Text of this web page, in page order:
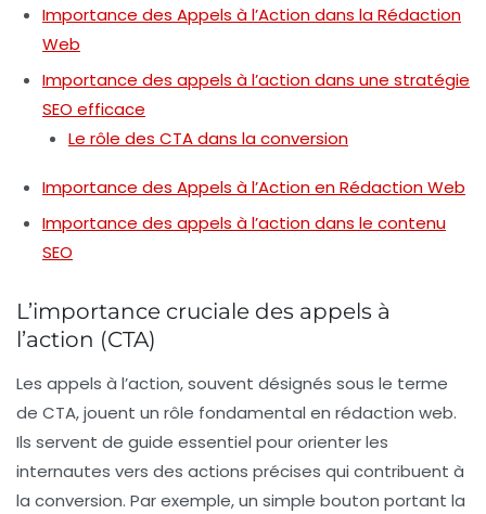
Importance des Appels à l’Action dans la Rédaction
Web
Importance des appels à l’action dans une stratégie
SEO efficace
Le rôle des CTA dans la conversion
Importance des Appels à l’Action en Rédaction Web
Importance des appels à l’action dans le contenu
SEO
L’importance cruciale des appels à
l’action (CTA)
Les appels à l’action, souvent désignés sous le terme
de CTA, jouent un rôle fondamental en rédaction web.
Ils servent de guide essentiel pour orienter les
internautes vers des actions précises qui contribuent à
la conversion. Par exemple, un simple bouton portant la